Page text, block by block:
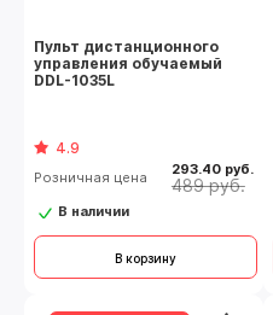
Пульт дистанционного
управления обучаемый
DDL-1035L
4.9
Розничная цена 293.40 руб.
489 руб.
В наличии
В корзину